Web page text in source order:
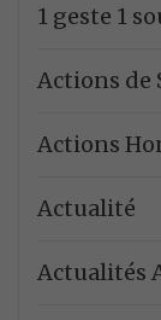
1 geste 1
Actions de
Actions
Actualité
Actualités